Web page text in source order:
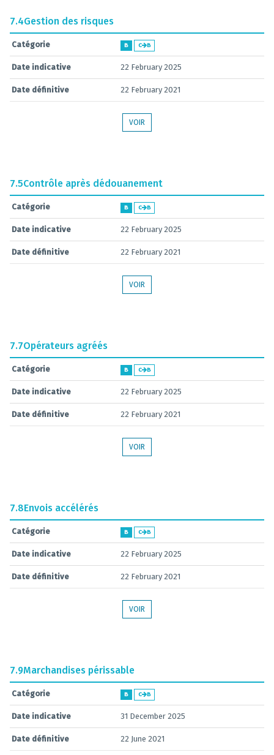
7.4Gestion des risques
Catégorie B C B
Date indicative 22 February 2025
Date définitive 22 February 2021
VOIR
7.5Contrôle après dédouanement
Catégorie B C B
Date indicative 22 February 2025
Date définitive 22 February 2021
VOIR
7.7Opérateurs agréés
Catégorie B C B
Date indicative 22 February 2025
Date définitive 22 February 2021
VOIR
7.8Envois accélérés
Catégorie B C B
Date indicative 22 February 2025
Date définitive 22 February 2021
VOIR
7.9Marchandises périssable
Catégorie B C B
Date indicative 31 December 2025
Date définitive 22 June 2021